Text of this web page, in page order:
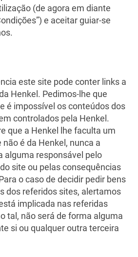
(de agora em diante
e aceitar guiar-se
este site pode conter links a
Henkel. Pedimos-lhe que
é impossível os conteúdos dos
controlados pela Henkel.
que a Henkel lhe faculta um
não é da Henkel, nunca a
alguma responsável pelo
site ou pelas consequências
o caso de decidir pedir bens
dos referidos sites, alertamos
implicada nas referidas
tal, não será de forma alguma
si ou qualquer outra terceira